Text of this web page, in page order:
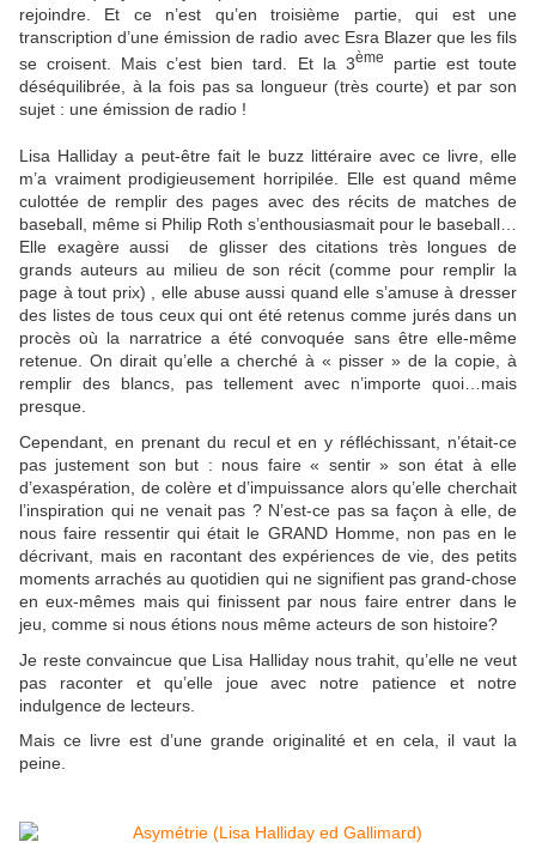
rejoindre. Et ce n’est qu’en troisième partie, qui est une
transcription d’une émission de radio avec Esra Blazer que les fils
se croisent. Mais c’est bien tard. Et la 3ème
partie est toute
déséquilibrée, à la fois pas sa longueur (très courte) et par son
sujet : une émission de radio !
Lisa Halliday a peut-être fait le buzz littéraire avec ce livre, elle
m’a vraiment prodigieusement horripilée. Elle est quand même
culottée de remplir des pages avec des récits de matches de
baseball, même si Philip Roth s’enthousiasmait pour le baseball…
Elle exagère aussi de glisser des citations très longues de
grands auteurs au milieu de son récit (comme pour remplir la
page à tout prix) , elle abuse aussi quand elle s’amuse à dresser
des listes de tous ceux qui ont été retenus comme jurés dans un
procès où la narratrice a été convoquée sans être elle-même
retenue. On dirait qu’elle a cherché à « pisser » de la copie, à
remplir des blancs, pas tellement avec n’importe quoi…mais
presque.
Cependant, en prenant du recul et en y réfléchissant, n’était-ce
pas justement son but : nous faire « sentir » son état à elle
d’exaspération, de colère et d’impuissance alors qu’elle cherchait
l’inspiration qui ne venait pas ? N’est-ce pas sa façon à elle, de
nous faire ressentir qui était le GRAND Homme, non pas en le
décrivant, mais en racontant des expériences de vie, des petits
moments arrachés au quotidien qui ne signifient pas grand-chose
en eux-mêmes mais qui finissent par nous faire entrer dans le
jeu, comme si nous étions nous même acteurs de son histoire?
Je reste convaincue que Lisa Halliday nous trahit, qu’elle ne veut
pas raconter et qu’elle joue avec notre patience et notre
indulgence de lecteurs.
Mais ce livre est d’une grande originalité et en cela, il vaut la
peine.